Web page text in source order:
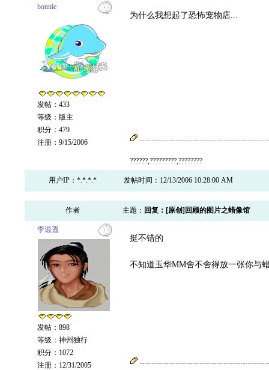
bonnie
发帖：433
等级：版主
积分：479
注册：9/15/2006
为什么我想起了恐怖宠物店...
??????,?????????,????????
用户IP：*.*.*.* 发帖时间：12/13/2006 10:28:00 AM
作者 主题： 回复：[原创]回顾的图片之蜡像馆
李逍遥
发帖：898
等级：神州独行
积分：1072
注册：12/31/2005
挺不错的
不知道玉华MM舍不舍得放一张你与